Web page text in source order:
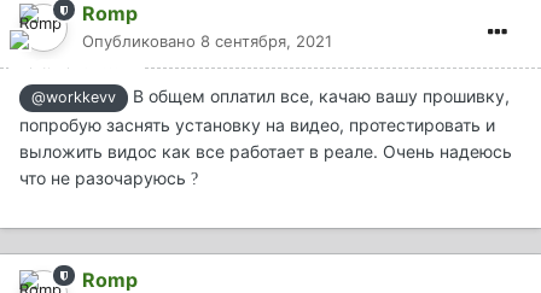
Romp
Опубликовано 8 сентября, 2021
@workkevv
В общем оплатил все, качаю вашу прошивку,
попробую заснять установку на видео, протестировать и
выложить видос как все работает в реале. Очень надеюсь
что не разочаруюсь ?
Romp